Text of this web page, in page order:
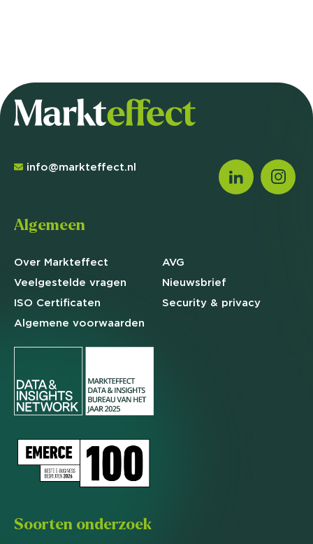
info@markteffect.nl
Algemeen
Over Markteffect
Veelgestelde vragen
ISO Certificaten
Algemene voorwaarden
AVG
Nieuwsbrief
Security & privacy
Soorten onderzoek